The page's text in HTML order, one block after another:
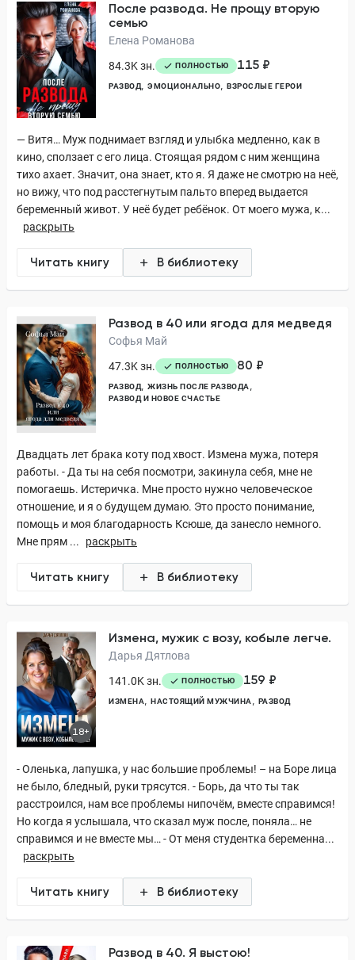
После развода. Не прощу вторую
семью
Елена Романова
84.3K зн.
ПОЛНОСТЬЮ 115 ₽
РАЗВОД ЭМОЦИОНАЛЬНО ВЗРОСЛЫЕ ГЕРОИ
— Витя… Муж поднимает взгляд и улыбка медленно, как в
кино, сползает с его лица. Стоящая рядом с ним женщина
тихо ахает. Значит, она знает, кто я. Я даже не смотрю на неё,
но вижу, что под расстегнутым пальто вперед выдается
беременный живот. У неё будет ребёнок. От моего мужа, к...
раскрыть
Читать книгу В библиотеку
Развод в 40 или ягода для медведя
Софья Май
47.3K зн.
ПОЛНОСТЬЮ 80 ₽
РАЗВОД
ЖИЗНЬ ПОСЛЕ РАЗВОДА
РАЗВОД И НОВОЕ СЧАСТЬЕ
Двадцать лет брака коту под хвост. Измена мужа, потеря
работы. - Да ты на себя посмотри, закинула себя, мне не
помогаешь. Истеричка. Мне просто нужно человеческое
отношение, и я о будущем думаю. Это просто понимание,
помощь и моя благодарность Ксюше, да занесло немного.
Мне прям ...
раскрыть
Читать книгу В библиотеку
18+
Измена, мужик с возу, кобыле легче.
Дарья Дятлова
141.0K зн.
ПОЛНОСТЬЮ 159 ₽
ИЗМЕНА НАСТОЯЩИЙ МУЖЧИНА РАЗВОД
- Оленька, лапушка, у нас большие проблемы! – на Боре лица
не было, бледный, руки трясутся. - Борь, да что ты так
расстроился, нам все проблемы нипочём, вместе справимся!
Но когда я услышала, что сказал муж после, поняла… не
справимся и не вместе мы… - От меня студентка беременна...
раскрыть
Читать книгу В библиотеку
Развод в 40. Я выстою!